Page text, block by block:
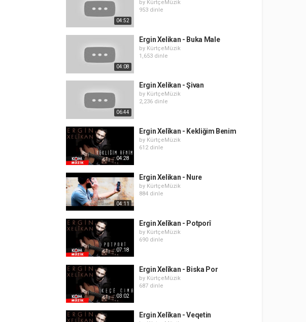
04:52
by KürtçeMüzik
953 dinle
04:08
Ergin Xelikan - Buka Male
by KürtçeMüzik
1,653 dinle
06:44
Ergin Xelikan - Şivan
by KürtçeMüzik
2,236 dinle
04:28
Ergin Xelîkan - Kekliğim Benim
by KürtçeMüzik
612 dinle
04:11
Ergin Xelikan - Nure
by KürtçeMüzik
884 dinle
07:18
Ergin Xelîkan - Potporî
by KürtçeMüzik
690 dinle
03:02
Ergin Xelîkan - Biska Por
by KürtçeMüzik
687 dinle
Ergin Xelîkan - Veqetin